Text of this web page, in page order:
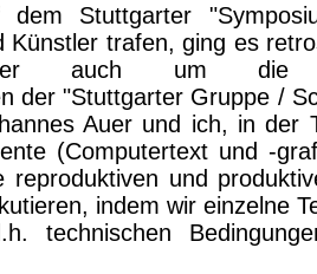
Stuttgarter
Künstler trafen, ging es
auch um die
der "Stuttgarter Gruppe /
Auer und ich, in der
(Computertext und -
reproduktiven und
indem wir einzelne
technischen